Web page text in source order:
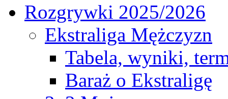
Rozgrywki 2025/2026
Ekstraliga Mężczyzn
Tabela, wyniki,
Baraż o Ekstraligę